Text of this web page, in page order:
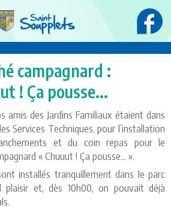
campagnard :
! Ça pousse...
amis des Jardins Familiaux étaient dans
Services Techniques, pour l’installation
et du coin repas pour le
« Chuuut ! Ça pousse... ».
installés tranquillement dans le parc
et, dès 10h00, on pouvait déjà